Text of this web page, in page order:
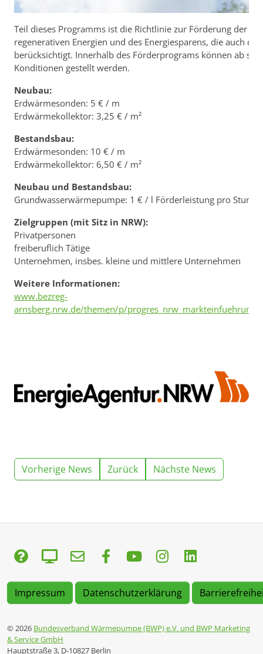
Teil dieses Programms ist die Richtlinie zur Förderung der
regenerativen Energien und des Energiesparens, die auch
berücksichtigt. Innerhalb des Förderprograms können ab
Konditionen gestellt werden.
Neubau:
Erdwärmesonden: 5 € / m
Erdwärmekollektor: 3,25 € / m²
Bestandsbau:
Erdwärmesonden: 10 € / m
Erdwärmekollektor: 6,50 € / m²
Neubau und Bestandsbau:
Grundwasserwärmepumpe: 1 € / l Förderleistung pro Stunde
Zielgruppen (mit Sitz in NRW):
Privatpersonen
freiberuflich Tätige
Unternehmen, insbes. kleine und mittlere Unternehmen
Weitere Informationen:
www.bezreg-
arnsberg.nrw.de/themen/p/
Vorherige News Zurück Nächste News
Impressum Datenschutzerklärung
© 2026 Bundesverband Wärmepumpe (BWP) e.V. und BWP Marketing
& Service GmbH
Hauptstraße 3, D-10827 Berlin